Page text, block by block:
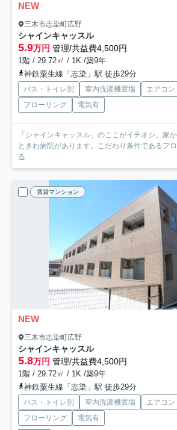
NEW
三木市志染町広野
シャインキャッスル
5.9万円 管理/共益費4,500円
1階 / 29.72㎡ / 1K /築9年
神鉄粟生線「志染」駅 徒歩29分
バス・トイレ別 室内洗濯機置場 エアコン
フローリング
電気有
「シャインキャッスル」のここがイチオシ。家
ときわ病院があります。こだわり条件であるフ
る
賃貸マンション
NEW
三木市志染町広野
シャインキャッスル
5.8万円 管理/共益費4,500円
1階 / 29.72㎡ / 1K /築9年
神鉄粟生線「志染」駅 徒歩29分
バス・トイレ別 室内洗濯機置場 エアコン
フローリング
電気有